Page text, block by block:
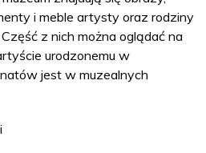
i meble artysty oraz rodziny
z nich można oglądać na
urodzonemu w
jest w muzealnych